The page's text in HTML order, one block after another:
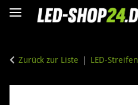
Zurück zur Liste LED-Streifen